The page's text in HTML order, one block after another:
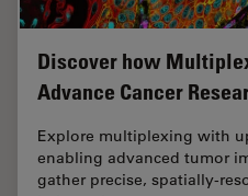
Discover how
Advance Cancer
Explore multiplexing with
enabling advanced tumor
gather precise, spatially-